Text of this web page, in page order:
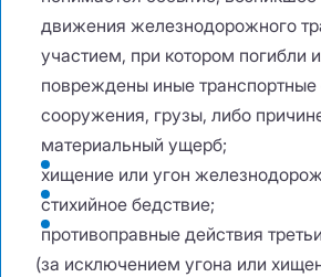
движения железнодорожного
участием, при котором погибли
повреждены иные транспортные
сооружения, грузы, либо
материальный ущерб;
хищение или угон
стихийное бедствие;
противоправные действия
(за исключением угона или